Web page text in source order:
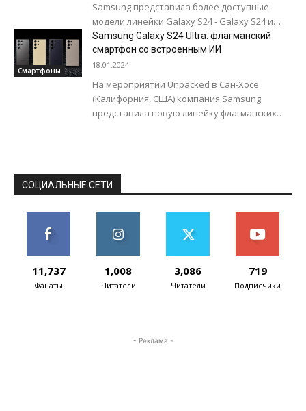
Samsung представила более доступные
модели линейки Galaxy S24 - Galaxy S24 и
S24+. В отличие от Galaxy S24...
Смартфоны
Samsung Galaxy S24 Ultra: флагманский
смартфон со встроенным ИИ
18.01.2024
На мероприятии Unpacked в Сан-Хосе
(Калифорния, США) компания Samsung
представила новую линейку флагманских
СОЦИАЛЬНЫЕ СЕТИ
11,737
Фанаты
1,008
Читатели
3,086
Читатели
719
Подписчики
- Реклама -